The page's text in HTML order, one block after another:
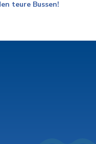
teure Bussen!